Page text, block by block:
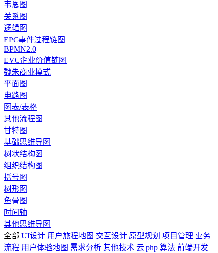
韦恩图
关系图
逻辑图
EPC事件过程链图
BPMN2.0
EVC企业价值链图
魏朱商业模式
平面图
电路图
图表/表格
其他流程图
甘特图
基础思维导图
树状结构图
组织结构图
括号图
树形图
鱼骨图
时间轴
其他思维导图
全部 UI设计 用户旅程地图 交互设计 原型规划 项目管理 业务
流程 用户体验地图 需求分析 其他技术 云 php 算法 前端开发